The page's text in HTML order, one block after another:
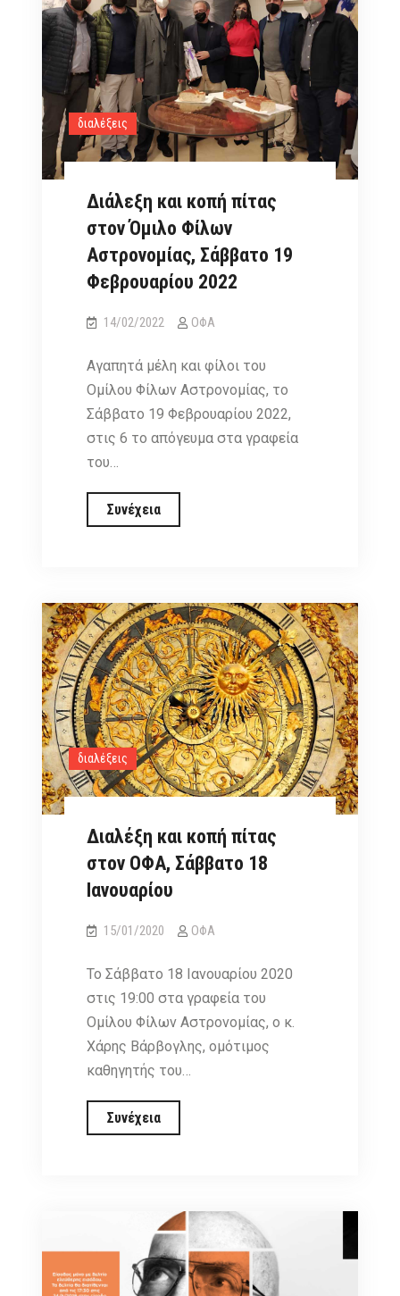
διαλέξεις
Διάλεξη και κοπή πίτας
στον Όμιλο Φίλων
Αστρονομίας, Σάββατο 19
Φεβρουαρίου 2022
14/02/2022 ΟΦΑ
Αγαπητά μέλη και φίλοι του
Ομίλου Φίλων Αστρονομίας, το
Σάββατο 19 Φεβρουαρίου 2022,
στις 6 το απόγευμα στα γραφεία
του…
ΣυνέχειαΔιάλεξη
και
στον
Όμιλο
Φίλων
Αστρονομίας,
Σάββατο
19
Φεβρουαρίου
2022
διαλέξεις
Διαλέξη και κοπή πίτας
στον ΟΦΑ, Σάββατο 18
Ιανουαρίου
15/01/2020 ΟΦΑ
Το Σάββατο 18 Ιανουαρίου 2020
στις 19:00 στα γραφεία του
Ομίλου Φίλων Αστρονομίας, ο κ.
Χάρης Βάρβογλης, ομότιμος
καθηγητής του…
ΣυνέχειαΔιαλέξη
και
στον
ΟΦΑ,
Σάββατο
18